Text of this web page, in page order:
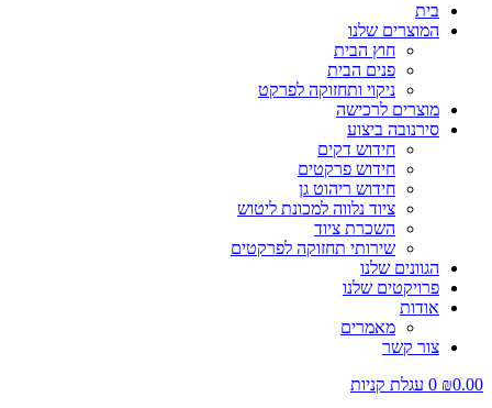
בית
המוצרים שלנו
חוץ הבית
פנים הבית
ניקוי ותחזוקה לפרקט
מוצרים לרכישה
סירנובה ביצוע
חידוש דקים
חידוש פרקטים
חידוש ריהוט גן
ציוד נלווה למכונת ליטוש
השכרת ציוד
שירותי תחזוקה לפרקטים
הגוונים שלנו
פרויקטים שלנו
אודות
מאמרים
צור קשר
₪0.00
0 עגלת קניות